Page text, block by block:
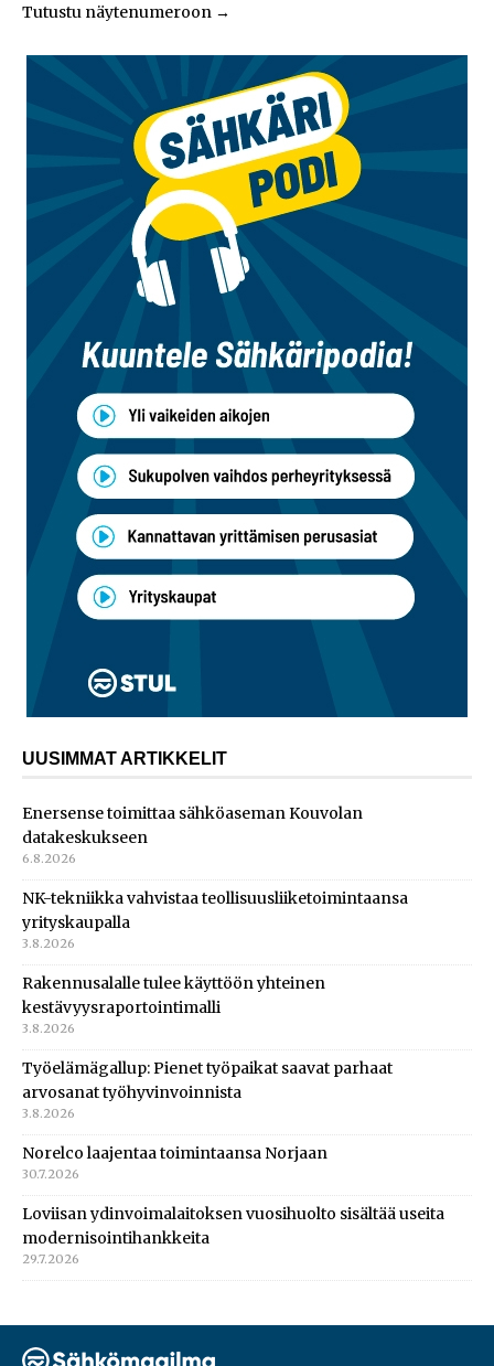
Tutustu näytenumeroon →
UUSIMMAT ARTIKKELIT
Enersense toimittaa sähköaseman Kouvolan
datakeskukseen
6.8.2026
NK-tekniikka vahvistaa teollisuusliiketoimintaansa
yrityskaupalla
3.8.2026
Rakennusalalle tulee käyttöön yhteinen
kestävyysraportointimalli
3.8.2026
Työelämägallup: Pienet työpaikat saavat parhaat
arvosanat työhyvinvoinnista
3.8.2026
Norelco laajentaa toimintaansa Norjaan
30.7.2026
Loviisan ydinvoimalaitoksen vuosihuolto sisältää useita
modernisointihankkeita
29.7.2026